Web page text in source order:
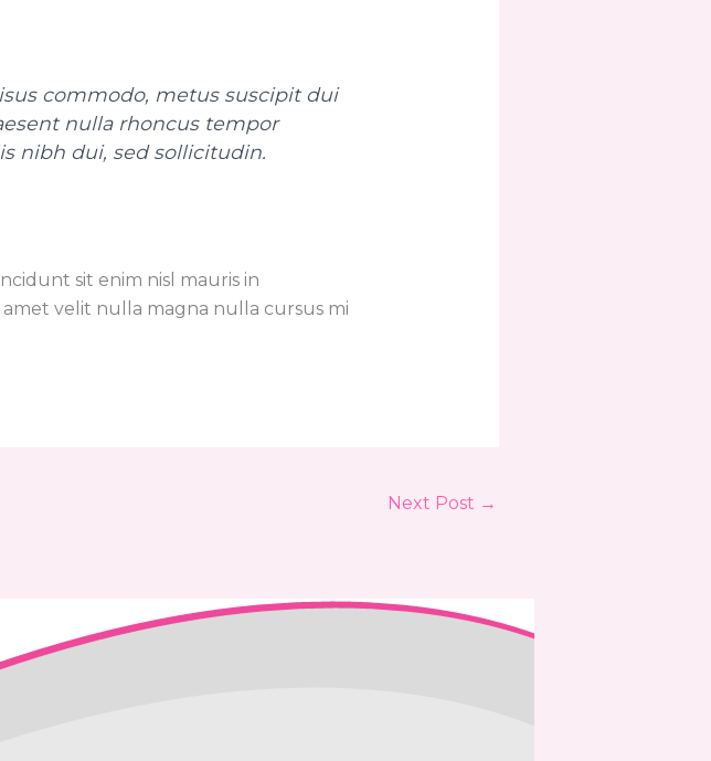
commodo, metus suscipit dui
nulla rhoncus tempor
nibh dui, sed sollicitudin.
sit enim nisl mauris in
velit nulla magna nulla cursus mi
Next Post →